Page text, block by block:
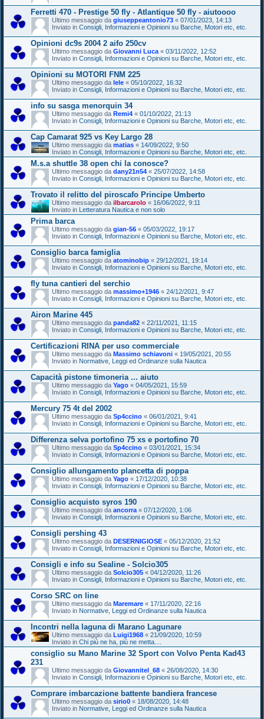
Ferretti 470 - Prestige 50 fly - Atlantique 50 fly - aiutoooo
Ultimo messaggio da giuseppeantonio73 « 07/01/2023, 14:13
Inviato in Consigli, Informazioni e Opinioni su Barche, Motori etc, etc.
Opinioni dc9s 2004 2 aifo 250cv
Ultimo messaggio da Giovanni Luca « 03/11/2022, 12:52
Inviato in Consigli, Informazioni e Opinioni su Barche, Motori etc, etc.
Opinioni su MOTORI FNM 225
Ultimo messaggio da lele « 05/10/2022, 16:32
Inviato in Consigli, Informazioni e Opinioni su Barche, Motori etc, etc.
info su sasga menorquin 34
Ultimo messaggio da Remi4 « 01/10/2022, 21:13
Inviato in Consigli, Informazioni e Opinioni su Barche, Motori etc, etc.
Cap Camarat 925 vs Key Largo 28
Ultimo messaggio da matias « 14/09/2022, 9:50
Inviato in Consigli, Informazioni e Opinioni su Barche, Motori etc, etc.
M.s.a shuttle 38 open chi la conosce?
Ultimo messaggio da dany21n54 « 25/07/2022, 14:58
Inviato in Consigli, Informazioni e Opinioni su Barche, Motori etc, etc.
Trovato il relitto del piroscafo Principe Umberto
Ultimo messaggio da ilbarcarolo « 16/06/2022, 9:11
Inviato in Letteratura Nautica e non solo
Prima barca
Ultimo messaggio da gian-56 « 05/03/2022, 19:17
Inviato in Consigli, Informazioni e Opinioni su Barche, Motori etc, etc.
Consiglio barca famiglia
Ultimo messaggio da atominobip « 29/12/2021, 19:14
Inviato in Consigli, Informazioni e Opinioni su Barche, Motori etc, etc.
fly tuna cantieri del serchio
Ultimo messaggio da massimo+1946 « 24/12/2021, 9:47
Inviato in Consigli, Informazioni e Opinioni su Barche, Motori etc, etc.
Airon Marine 445
Ultimo messaggio da panda82 « 22/11/2021, 11:15
Inviato in Consigli, Informazioni e Opinioni su Barche, Motori etc, etc.
Certificazioni RINA per uso commerciale
Ultimo messaggio da Massimo schiavoni « 19/05/2021, 20:55
Inviato in Normative, Leggi ed Ordinanze sulla Nautica
Capacità pistone timoneria ... aiuto
Ultimo messaggio da Yago « 04/05/2021, 15:59
Inviato in Consigli, Informazioni e Opinioni su Barche, Motori etc, etc.
Mercury 75 4t del 2002
Ultimo messaggio da Sp4ccino « 06/01/2021, 9:41
Inviato in Consigli, Informazioni e Opinioni su Barche, Motori etc, etc.
Differenza selva portofino 75 xs e portofino 70
Ultimo messaggio da Sp4ccino « 03/01/2021, 15:34
Inviato in Consigli, Informazioni e Opinioni su Barche, Motori etc, etc.
Consiglio allungamento plancetta di poppa
Ultimo messaggio da Yago « 17/12/2020, 10:38
Inviato in Consigli, Informazioni e Opinioni su Barche, Motori etc, etc.
Consiglio acquisto syros 190
Ultimo messaggio da ancorra « 07/12/2020, 1:06
Inviato in Consigli, Informazioni e Opinioni su Barche, Motori etc, etc.
Consigli pershing 43
Ultimo messaggio da DESERNIGIOSE « 05/12/2020, 21:52
Inviato in Consigli, Informazioni e Opinioni su Barche, Motori etc, etc.
Consigli e info su Sealine - Solcio305
Ultimo messaggio da Solcio305 « 04/12/2020, 11:26
Inviato in Consigli, Informazioni e Opinioni su Barche, Motori etc, etc.
Corso SRC on line
Ultimo messaggio da Maremare « 17/11/2020, 22:16
Inviato in Normative, Leggi ed Ordinanze sulla Nautica
Incontri nella laguna di Marano Lagunare
Ultimo messaggio da Luigi1968 « 21/09/2020, 10:59
Inviato in Chi più ne ha, più ne metta....
consiglio su Mano Marine 32 Sport con Volvo Penta Kad43
231
Ultimo messaggio da Giovannitel_68 « 26/08/2020, 14:30
Inviato in Consigli, Informazioni e Opinioni su Barche, Motori etc, etc.
Comprare imbarcazione battente bandiera francese
Ultimo messaggio da sirio0 « 18/08/2020, 14:48
Inviato in Normative, Leggi ed Ordinanze sulla Nautica